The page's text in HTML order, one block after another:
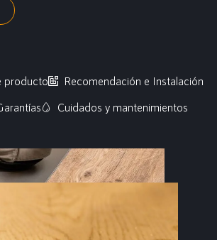
producto
Recomendación e Instalación
Cuidados y mantenimientos